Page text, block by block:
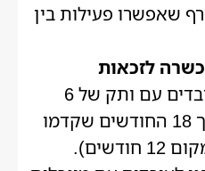
שאפשרו פעילות בין
לזכאות
הזכאות תינתן לעובדים עם ותק של 6
חודשי עבודה מתוך 18 החודשים שקדמו
ליציאה לחל"ת (במקום 12 חודשים).